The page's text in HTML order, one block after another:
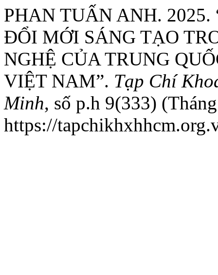
PHAN TUẤN ANH.
ĐỔI MỚI SÁNG TẠO
NGHỆ CỦA TRUNG
VIỆT NAM”. Tạp Chí
Minh, số p.h 9(333)
https://